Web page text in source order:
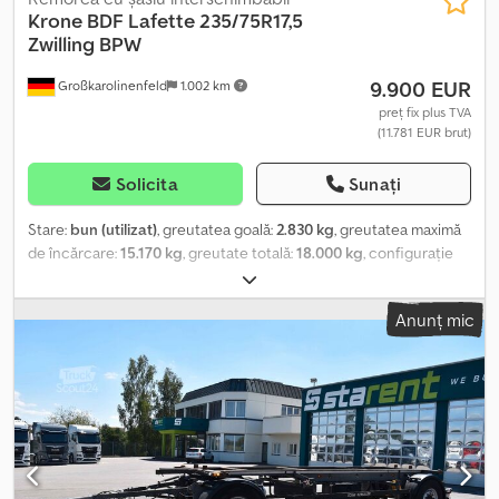
Großkarolinenfeld 1.002 km
Krone BDF Lafette 235/75R17,5
Zwilling BPW
9.900 EUR
preț fix plus TVA
(11.781 EUR brut)
Solicita Sunați
Stare: bun (utilizat), greutatea goală:2.830 kg, greutatea maximă
de încărcare:15.170 kg, greutate totală:18.000 kg, configurație
03/2021
(TÜV):02/2027, suspensie:aer, dimensiunea anvelopei:
235/75R17,5, Dotări:ABS, FURNIZORUL GERMAN oferă: Remorcă
Axe BPW Înălțime de rulare 990 mm Timon ajustabil pe lungime
Disponibil în mai multe exemplare ##### VĂ RUGĂM SĂ SUNAȚI –
NU TRIMITEȚI EMAILURI! ##### Credpfszrtc Hex Amuef LIVRAREA
ESTE POSIBILĂ ÎN TOATĂ GERMANIA! MEPO-NUTZFAHRZEUGE
LIVREAZĂ DIN 1983! INSPECȚIA SE FACE DOAR PE BAZĂ DE
PROGRAMARE! #####
Anunț mic